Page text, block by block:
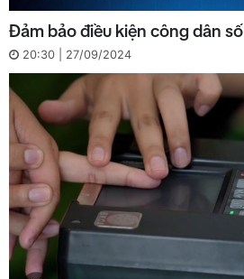
Đảm bảo điều kiện công dân số
20:30 | 27/09/2024